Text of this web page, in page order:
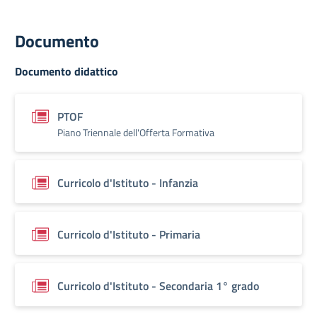
Documento
Documento didattico
PTOF
Piano Triennale dell'Offerta Formativa
Curricolo d'Istituto - Infanzia
Curricolo d'Istituto - Primaria
Curricolo d'Istituto - Secondaria 1° grado